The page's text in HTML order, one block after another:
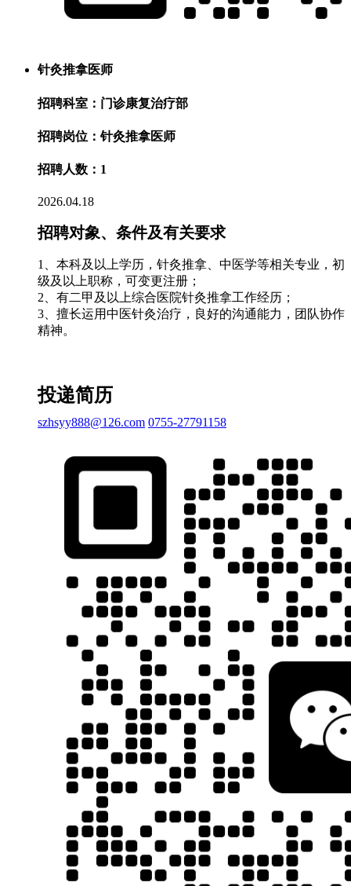
针灸推拿医师
招聘科室：门诊康复治疗部
招聘岗位：针灸推拿医师
招聘人数：1
2026.04.18
招聘对象、条件及有关要求
1、本科及以上学历，针灸推拿、中医学等相关专业，初
级及以上职称，可变更注册；
2、有二甲及以上综合医院针灸推拿工作经历；
3、擅长运用中医针灸治疗，良好的沟通能力，团队协作
精神。
投递简历
szhsyy888@126.com 0755-27791158